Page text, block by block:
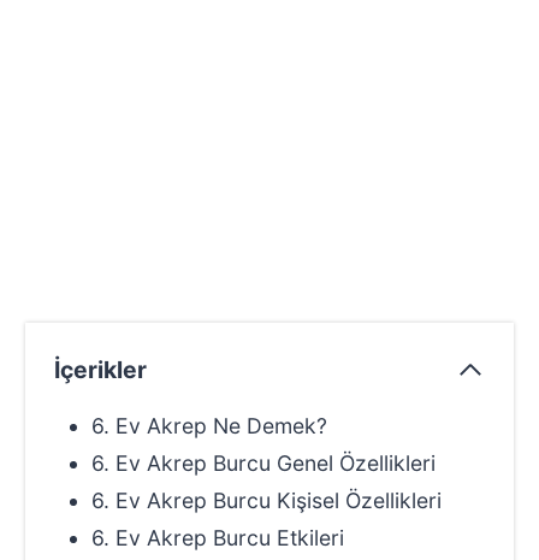
İçerikler
6. Ev Akrep Ne Demek?
6. Ev Akrep Burcu Genel Özellikleri
6. Ev Akrep Burcu Kişisel Özellikleri
6. Ev Akrep Burcu Etkileri